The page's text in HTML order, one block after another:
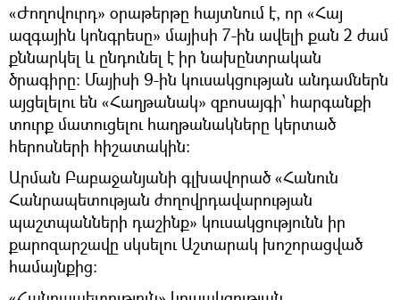
«Ժողովուրդ» օրաթերթը հայտնում է, որ «Հայ
ազգային կոնգրեսը» մայիսի 7-ին ավելի քան 2 ժամ
քննարկել և ընդունել է իր նախընտրական
ծրագիրը։ Մայիսի 9-ին կուսակցության անդամներն
այցելելու են «Հաղթանակ» զբոսայգի՝ հարգանքի
տուրք մատուցելու հաղթանակները կերտած
հերոսների հիշատակին։
Արման Բաբաջանյանի գլխավորած «Հանուն
Հանրապետության ժողովրդավարության
պաշտպանների դաշինք» կուսակցությունն իր
քարոզարշավը սկսելու Աշտարակ խոշորացված
համայնքից։